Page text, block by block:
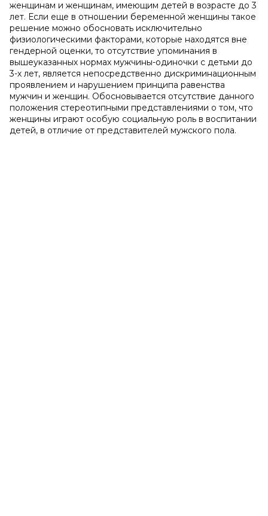
женщинам и женщинам, имеющим детей в возрасте до 3
лет. Если еще в отношении беременной женщины такое
решение можно обосновать исключительно
физиологическими факторами, которые находятся вне
гендерной оценки, то отсутствие упоминания в
вышеуказанных нормах мужчины-одиночки с детьми до
3-х лет, является непосредственно дискриминационным
проявлением и нарушением принципа равенства
мужчин и женщин. Обосновывается отсутствие данного
положения стереотипными представлениями о том, что
женщины играют особую социальную роль в воспитании
детей, в отличие от представителей мужского пола.